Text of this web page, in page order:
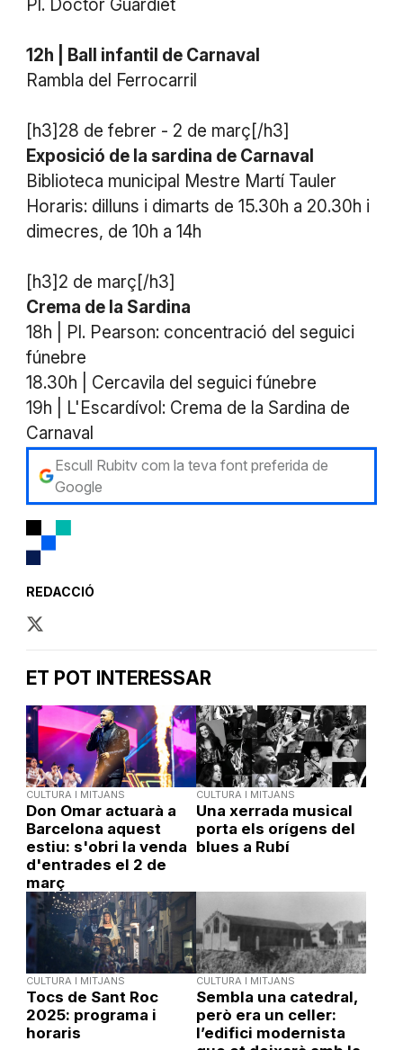
Pl. Doctor Guardiet
12h | Ball infantil de Carnaval
Rambla del Ferrocarril
[h3]28 de febrer - 2 de març[/h3]
Exposició de la sardina de Carnaval
Biblioteca municipal Mestre Martí Tauler
Horaris: dilluns i dimarts de 15.30h a 20.30h i
dimecres, de 10h a 14h
[h3]2 de març[/h3]
Crema de la Sardina
18h | Pl. Pearson: concentració del seguici
fúnebre
18.30h | Cercavila del seguici fúnebre
19h | L'Escardívol: Crema de la Sardina de
Carnaval
Escull Rubitv com la teva font preferida de
Google
REDACCIÓ
ET POT INTERESSAR
CULTURA I MITJANS
Don Omar actuarà a
Barcelona aquest
estiu: s'obri la venda
d'entrades el 2 de
març
CULTURA I MITJANS
Una xerrada musical
porta els orígens del
blues a Rubí
CULTURA I MITJANS
Tocs de Sant Roc
2025: programa i
horaris
CULTURA I MITJANS
Sembla una catedral,
però era un celler:
l’edifici modernista